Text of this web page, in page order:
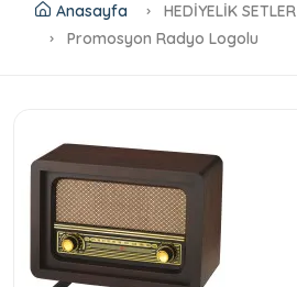
Anasayfa HEDİYELİK SETLER
Promosyon Radyo Logolu